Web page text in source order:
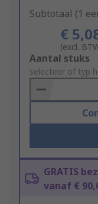
Subtotaal (1
€
(excl.
Add
to
Basket
Aantal stuks
selecteer of typ
GRATIS
vanaf €